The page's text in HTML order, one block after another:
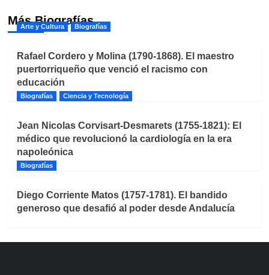
Más Biografías
Arte y Cultura Biografías
Rafael Cordero y Molina (1790-1868). El maestro
puertorriqueño que venció el racismo con
educación
Biografías Ciencia y Tecnología
Jean Nicolas Corvisart-Desmarets (1755-1821): El
médico que revolucionó la cardiología en la era
napoleónica
Biografías
Diego Corriente Matos (1757-1781). El bandido
generoso que desafió al poder desde Andalucía